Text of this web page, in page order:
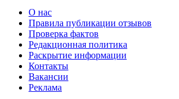
О нас
Правила публикации отзывов
Проверка фактов
Редакционная политика
Раскрытие информации
Контакты
Вакансии
Реклама